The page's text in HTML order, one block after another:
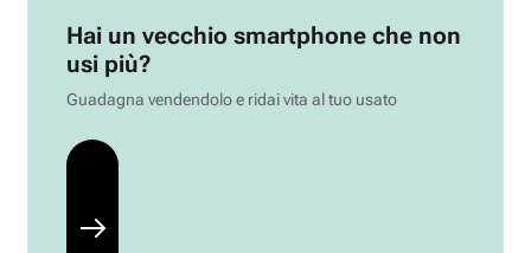
Hai un vecchio smartphone che non
usi più?
Guadagna vendendolo e ridai vita al tuo usato